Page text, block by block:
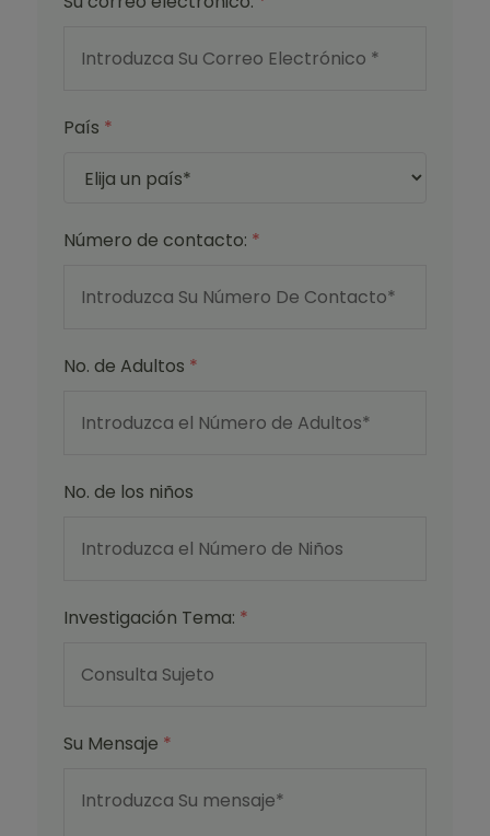
País *
Número de contacto: *
No. de Adultos *
No. de los niños
Investigación Tema: *
Su Mensaje *